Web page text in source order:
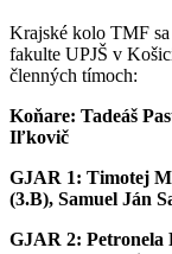
Krajské kolo TMF
fakulte UPJŠ v
členných tímoch:
Koňare: Tadeáš
Iľkovič
GJAR 1: Timotej
(3.B), Samuel Ján
GJAR 2: Petronela